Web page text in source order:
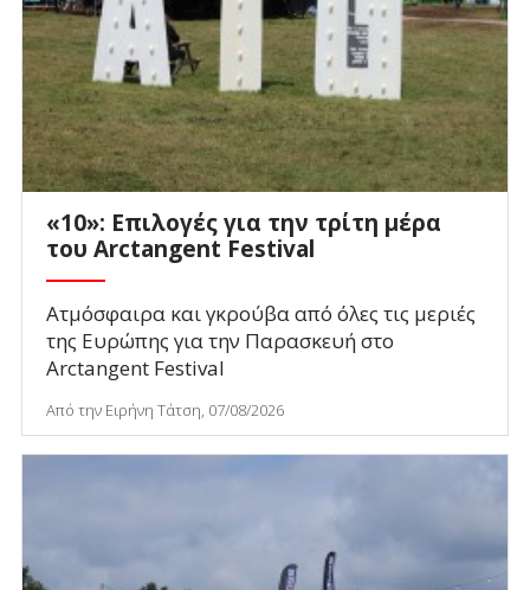
«10»: Επιλογές για την τρίτη μέρα
του Arctangent Festival
Ατμόσφαιρα και γκρούβα από όλες τις μεριές
της Ευρώπης για την Παρασκευή στο
Arctangent Festival
Από την Ειρήνη Τάτση, 07/08/2026